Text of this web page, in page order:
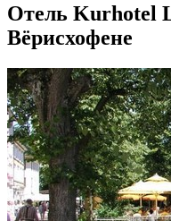
Отель Kurhotel
Вёрисхофене